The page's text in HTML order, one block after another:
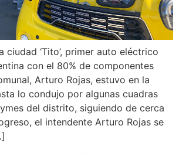
ciudad ‘Tito’, primer auto eléctrico
con el 80% de componentes
Arturo Rojas, estuvo en la
lo condujo por algunas cuadras
del distrito, siguiendo de cerca
el intendente Arturo Rojas se